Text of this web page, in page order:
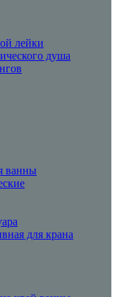
лейки
душа
ванны
для крана